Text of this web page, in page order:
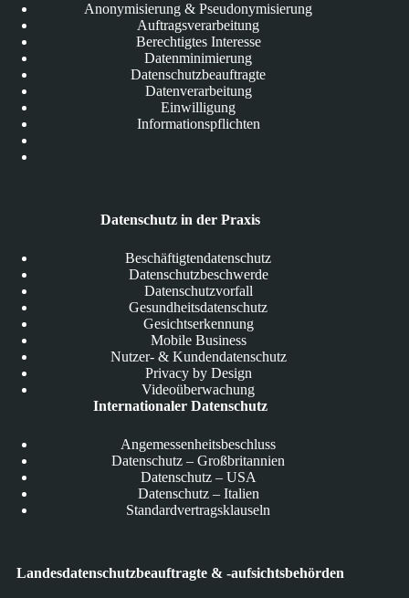
Anonymisierung & Pseudonymisierung
Auftragsverarbeitung
Berechtigtes Interesse
Datenminimierung
Datenschutzbeauftragte
Datenverarbeitung
Einwilligung
Informationspflichten
Datenschutz in der Praxis
Beschäftigtendatenschutz
Datenschutzbeschwerde
Datenschutzvorfall
Gesundheitsdatenschutz
Gesichtserkennung
Mobile Business
Nutzer- & Kundendatenschutz
Privacy by Design
Videoüberwachung
Internationaler Datenschutz
Angemessenheitsbeschluss
Datenschutz – Großbritannien
Datenschutz – USA
Datenschutz – Italien
Standardvertragsklauseln
Landesdatenschutzbeauftragte & -aufsichtsbehörden